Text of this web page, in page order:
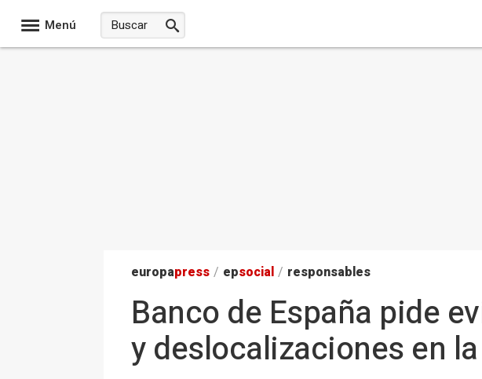
Menú
europapress / epsocial / responsables
Banco de España pide
y deslocalizaciones en